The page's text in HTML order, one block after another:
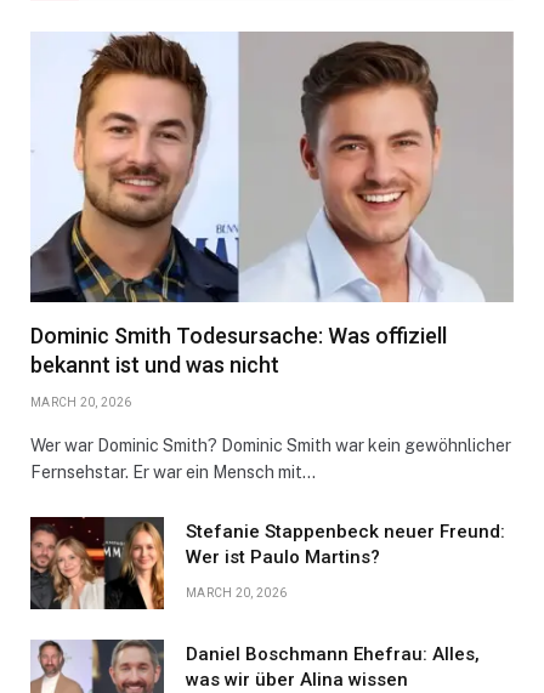
Dominic Smith Todesursache: Was offiziell
bekannt ist und was nicht
MARCH 20, 2026
Wer war Dominic Smith? Dominic Smith war kein gewöhnlicher
Fernsehstar. Er war ein Mensch mit…
Stefanie Stappenbeck neuer Freund:
Wer ist Paulo Martins?
MARCH 20, 2026
Daniel Boschmann Ehefrau: Alles,
was wir über Alina wissen